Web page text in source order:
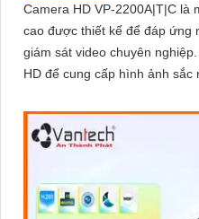
Camera HD VP-2200A|T|C là
cao được thiết kế để đáp ứng
giám sát video chuyên
HD để cung cấp hình ảnh